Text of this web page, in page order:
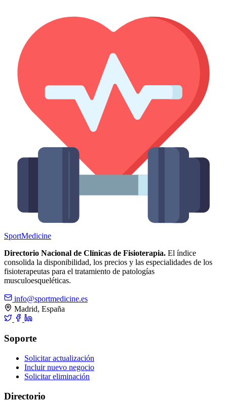
SportMedicine
Directorio Nacional de Clínicas de Fisioterapia. El índice
consolida la disponibilidad, los precios y las especialidades de los
fisioterapeutas para el tratamiento de patologías
musculoesqueléticas.
info@sportmedicine.es
Madrid, España
Soporte
Solicitar actualización
Incluir nuevo negocio
Solicitar eliminación
Directorio